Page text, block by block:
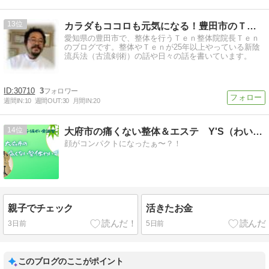
13 カラダもココロも元気になる！豊田市のＴｅｎ整体院院長のブログ
愛知県の豊田市で、整体を行うＴｅｎ整体院院長Ｔｅｎ
のブログです。整体やＴｅｎが25年以上やっている新陰
流兵法（古流剣術）の話や日々の話を書いています。
30710 3
週間IN:10 週間OUT:30 月間IN:20
14 大府市の痛くない整体＆エステ Y'S（わいず）
顔がコンパクトになったぁ〜？！
親子でチェック
3日前
活きたお金
5日前
このブログのここがポイント